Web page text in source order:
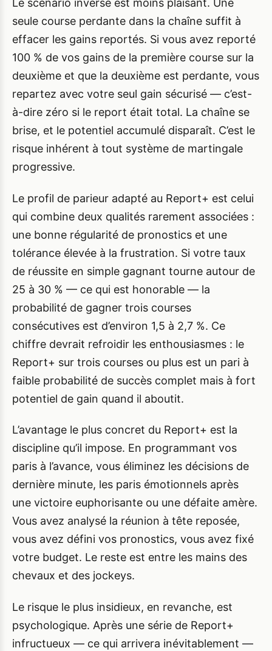
Le scénario inverse est moins plaisant. Une
seule course perdante dans la chaîne suffit à
effacer les gains reportés. Si vous avez reporté
100 % de vos gains de la première course sur la
deuxième et que la deuxième est perdante, vous
repartez avec votre seul gain sécurisé — c’est-
à-dire zéro si le report était total. La chaîne se
brise, et le potentiel accumulé disparaît. C’est le
risque inhérent à tout système de martingale
progressive.
Le profil de parieur adapté au Report+ est celui
qui combine deux qualités rarement associées :
une bonne régularité de pronostics et une
tolérance élevée à la frustration. Si votre taux
de réussite en simple gagnant tourne autour de
25 à 30 % — ce qui est honorable — la
probabilité de gagner trois courses
consécutives est d’environ 1,5 à 2,7 %. Ce
chiffre devrait refroidir les enthousiasmes : le
Report+ sur trois courses ou plus est un pari à
faible probabilité de succès complet mais à fort
potentiel de gain quand il aboutit.
L’avantage le plus concret du Report+ est la
discipline qu’il impose. En programmant vos
paris à l’avance, vous éliminez les décisions de
dernière minute, les paris émotionnels après
une victoire euphorisante ou une défaite amère.
Vous avez analysé la réunion à tête reposée,
vous avez défini vos pronostics, vous avez fixé
votre budget. Le reste est entre les mains des
chevaux et des jockeys.
Le risque le plus insidieux, en revanche, est
psychologique. Après une série de Report+
infructueux — ce qui arrivera inévitablement —